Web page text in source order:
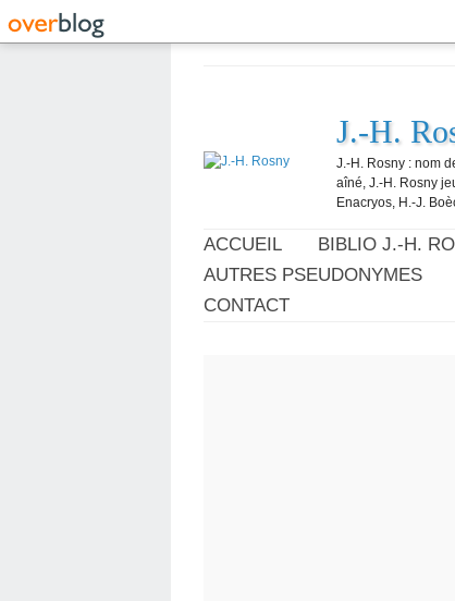
J.-H.
J.-H. Rosny : nom
aîné, J.-H. Rosny
Enacryos, H.-J.
ACCUEIL BIBLIO J.-H.
AUTRES PSEUDONYMES
CONTACT